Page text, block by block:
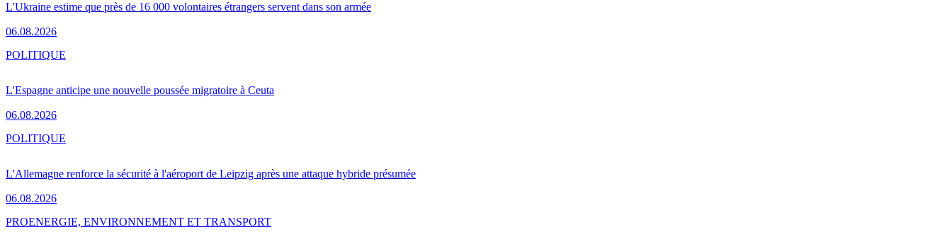
L'Ukraine estime que près de 16 000 volontaires étrangers servent dans son armée
06.08.2026
L'Espagne anticipe une nouvelle poussée migratoire à Ceuta
06.08.2026
POLITIQUE
L'Allemagne renforce la sécurité à l'aéroport de Leipzig après une attaque hybride présumée
06.08.2026
POLITIQUE
PROENERGIE, ENVIRONNEMENT ET TRANSPORT